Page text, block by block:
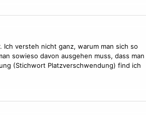
Ich versteh nicht ganz, warum man sich so
sowieso davon ausgehen muss, dass man
(Stichwort Platzverschwendung) find ich